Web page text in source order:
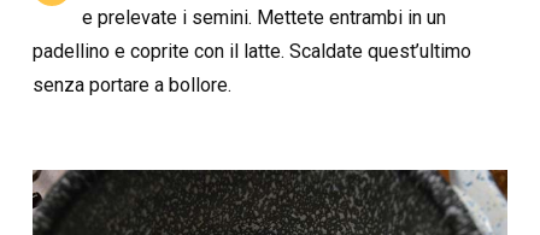
e prelevate i semini. Mettete entrambi in un
padellino e coprite con il latte. Scaldate quest’ultimo
senza portare a bollore.